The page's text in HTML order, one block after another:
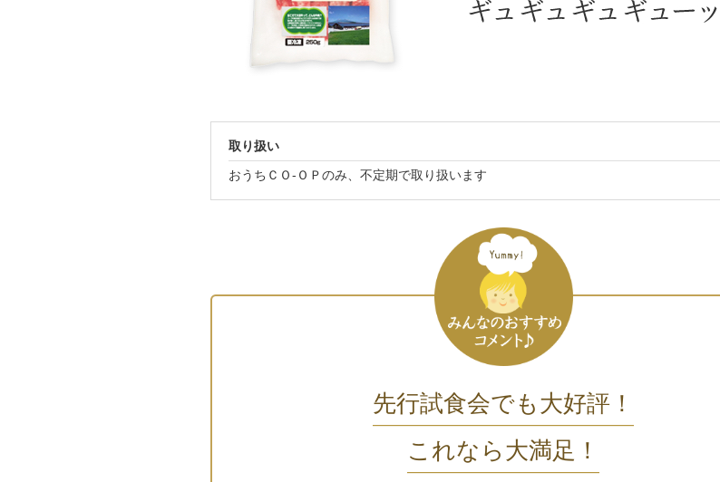
取り扱い
おうちＣＯ-ＯＰのみ、不定期で取り扱います
先行試食会でも大好評！
これなら大満足！